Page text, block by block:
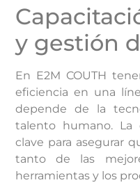
y gestión
En E2M COUTH
eficiencia en una
depende de la
talento humano. La
clave para asegurar
tanto de las
herramientas y los